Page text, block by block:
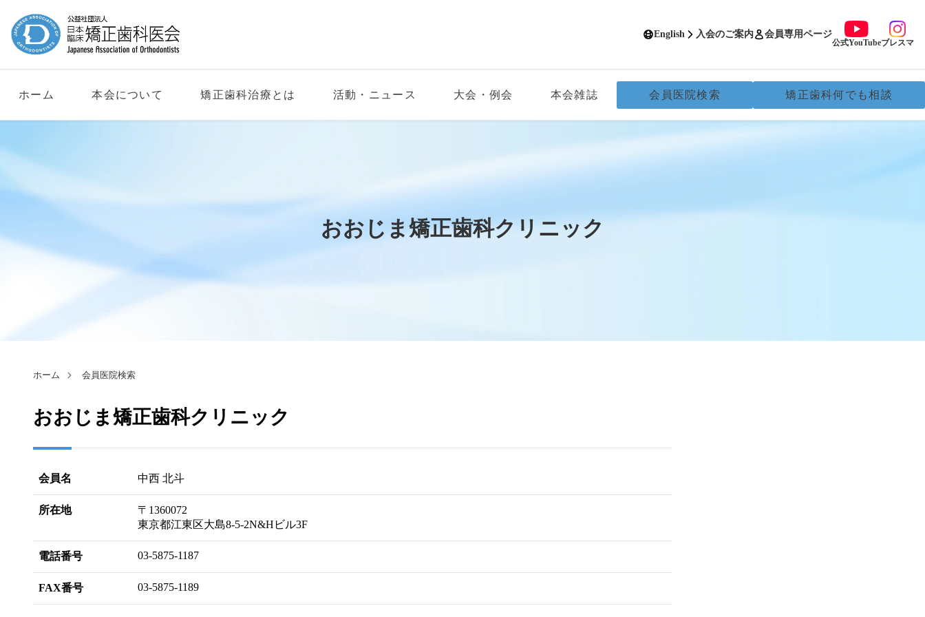
English 入会のご案内 会員専用ページ
公式YouTubeブレスマ
ホーム 本会について 矯正歯科治療とは 活動・ニュース 大会・例会 本会雑誌 会員医院検索 矯正歯科何でも相談
おおじま矯正歯科クリニック
ホーム 会員医院検索
おおじま矯正歯科クリニック
会員名 中西 北斗
所在地
〒1360072
東京都江東区大島8-5-2N&Hビル3F
電話番号 03-5875-1187
FAX番号 03-5875-1189